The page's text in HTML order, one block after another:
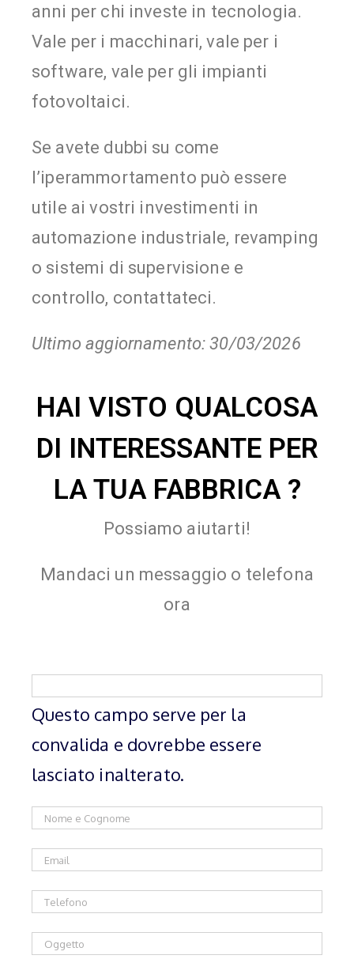
anni per chi investe in tecnologia.
Vale per i macchinari, vale per i
software, vale per gli impianti
fotovoltaici.
Se avete dubbi su come
l’iperammortamento può essere
utile ai vostri investimenti in
automazione industriale, revamping
o sistemi di supervisione e
controllo, contattateci.
Ultimo aggiornamento: 30/03/2026
HAI VISTO QUALCOSA
DI INTERESSANTE PER
LA TUA FABBRICA ?
Possiamo aiutarti!
Mandaci un messaggio o telefona
ora
Questo campo serve per la
convalida e dovrebbe essere
lasciato inalterato.